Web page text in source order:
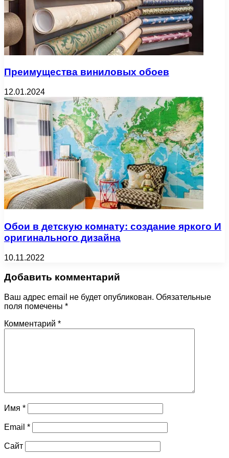
Преимущества виниловых обоев
12.01.2024
Обои в детскую комнату: создание яркого И
оригинального дизайна
10.11.2022
Добавить комментарий
Ваш адрес email не будет опубликован. Обязательные
поля помечены *
Комментарий *
Имя *
Email *
Сайт